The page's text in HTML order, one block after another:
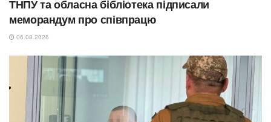
ТНПУ та обласна бібліотека підписали
меморандум про співпрацю
06.08.2026